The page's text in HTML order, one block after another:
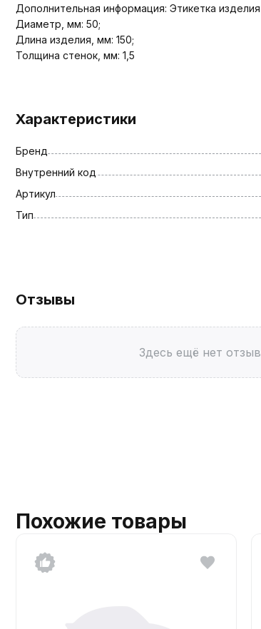
Дополнительная информация: Этикетка
Диаметр, мм: 50;
Длина изделия, мм: 150;
Толщина стенок, мм: 1,5
Характеристики
Бренд
Внутренний код
Артикул
Тип
Отзывы
Здесь ещё нет
Похожие товары